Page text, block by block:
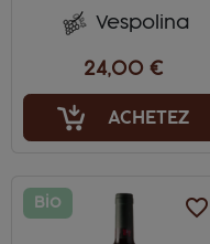
Vespolina
24,00 €
ACHETEZ
favorite_border
Bio